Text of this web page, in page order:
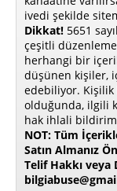
ivedi şekilde
Dikkat! 5651
çeşitli
herhangi bir
düşünen kişiler,
edebiliyor. Kişilik
olduğunda, ilgili
hak ihlali
NOT: Tüm
Satın Almanız
Telif Hakkı